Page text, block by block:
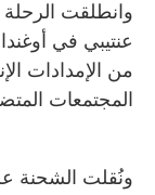
وانطلقت
من الإمدادات
المجتمعات
ونُقلت الشحنة